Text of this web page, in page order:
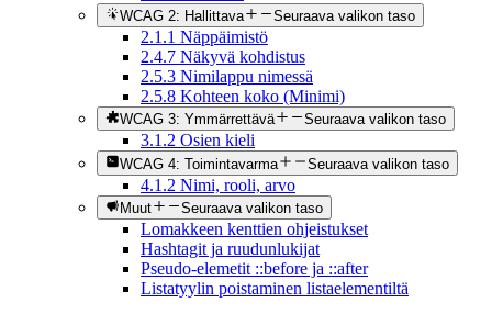
WCAG 2: Hallittava Seuraava valikon taso
2.1.1 Näppäimistö
2.4.7 Näkyvä kohdistus
2.5.3 Nimilappu nimessä
2.5.8 Kohteen koko (Minimi)
WCAG 3: Ymmärrettävä Seuraava valikon taso
3.1.2 Osien kieli
WCAG 4: Toimintavarma Seuraava valikon taso
4.1.2 Nimi, rooli, arvo
Muut Seuraava valikon taso
Lomakkeen kenttien ohjeistukset
Hashtagit ja ruudunlukijat
Pseudo-elemetit ::before ja ::after
Listatyylin poistaminen listaelementiltä